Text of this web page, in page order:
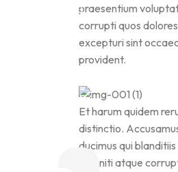
CATERING
JACKSON
Location :
ENVANTO
HEADQUARTER
praesentium
corrupti quos
excepturi sint
provident.
Et harum quidem
distinctio.
ducimus qui
deleniti atque